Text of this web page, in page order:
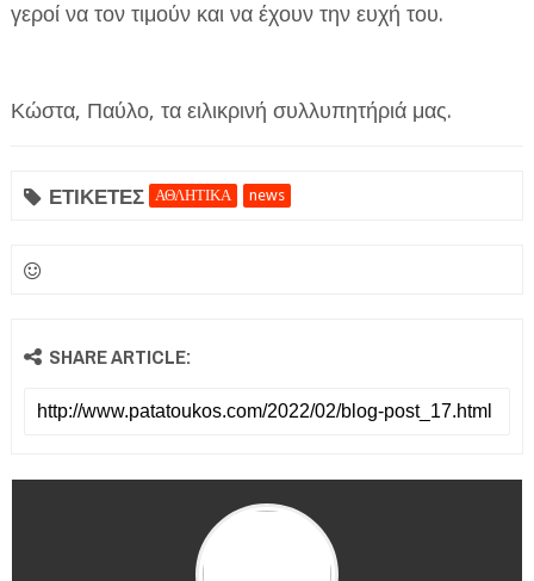
γεροί να τον τιμούν και να έχουν την ευχή του.
Κώστα, Παύλο, τα ειλικρινή συλλυπητήριά μας.
ΕΤΙΚΕΤΕΣ ΑΘΛΗΤΙΚΑ news
SHARE ARTICLE: